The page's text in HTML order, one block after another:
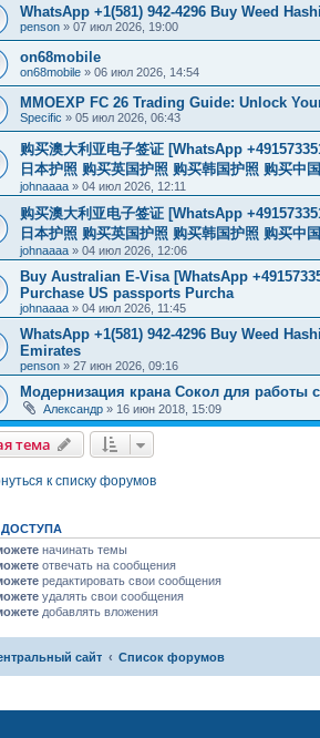
WhatsApp +1(581) 942-4296 Buy Weed
penson » 07 июл 2026, 19:00
on68mobile
on68mobile » 06 июл 2026, 14:54
MMOEXP FC 26 Trading Guide: Unlock
Specific » 05 июл 2026, 06:43
购买澳大利亚电子签证 [WhatsApp
日本护照 购买英国护照 购买韩国护照 购买中
johnaaaa » 04 июл 2026, 12:11
购买澳大利亚电子签证 [WhatsApp
日本护照 购买英国护照 购买韩国护照 购买中
johnaaaa » 04 июл 2026, 12:06
Buy Australian E-Visa [WhatsApp
Purchase US passports Purcha
johnaaaa » 04 июл 2026, 11:45
WhatsApp +1(581) 942-4296 Buy Weed
Emirates
penson » 27 июн 2026, 09:16
Модернизация крана Сокол для работы
Александр » 16 июн 2018, 15:09
тема
к списку форумов
ДОСТУПА
начинать темы
отвечать на сообщения
редактировать свои сообщения
удалять свои сообщения
добавлять вложения
сайт Список форумов